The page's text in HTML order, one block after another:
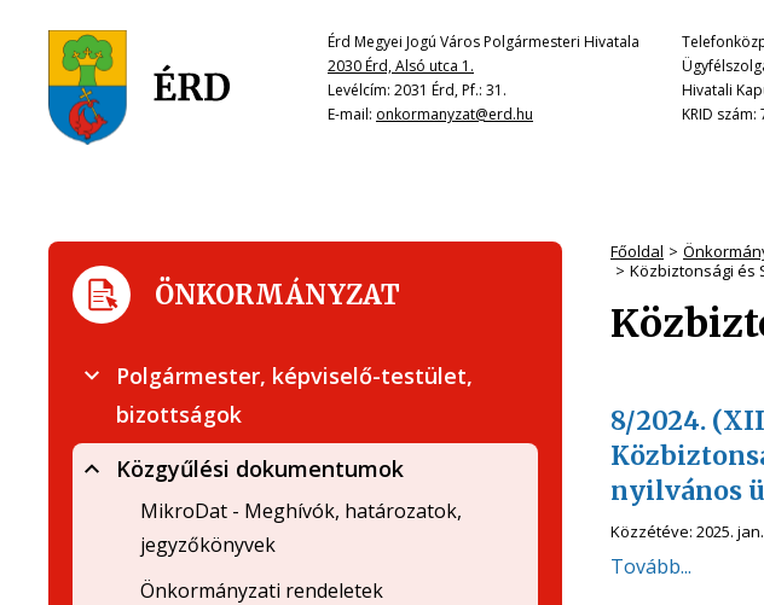
Érd Megyei Jogú Város Polgármesteri Hivatala
2030 Érd, Alsó utca 1.
Levélcím: 2031 Érd, Pf.: 31.
E-mail: onkormanyzat@erd.hu
Hivatali
KRID
Főoldal
Közbiztonsági és
8/2024.
nyilvános
Közzétéve: 2025.
Tovább...
ÖNKORMÁNYZAT
Polgármester, képviselő-testület,
bizottságok
Közgyűlési dokumentumok
MikroDat - Meghívók, határozatok,
jegyzőkönyvek
Önkormányzati rendeletek